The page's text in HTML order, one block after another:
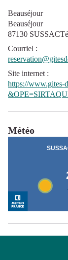
Beauséjour
Beauséjour
87130
Courriel :
Site internet :
https://www.gites-
Météo